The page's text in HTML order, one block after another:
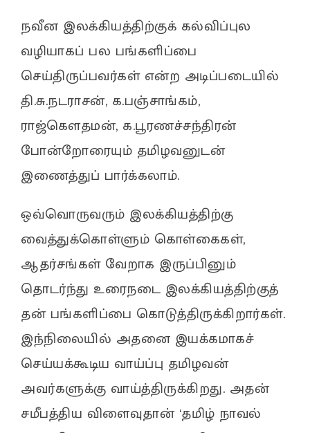
நவீன இலக்கியத்திற்குக் கல்விப்புல
வழியாகப் பல பங்களிப்பை
செய்திருப்பவர்கள் என்ற அடிப்படையில்
தி.சு.நடராசன், க.பஞ்சாங்கம்,
ராஜ்கௌதமன், க.பூரணச்சந்திரன்
போன்றோரையும் தமிழவனுடன்
இணைத்துப் பார்க்கலாம்.
ஒவ்வொருவரும் இலக்கியத்திற்கு
வைத்துக்கொள்ளும் கொள்கைகள்,
ஆதர்சங்கள் வேறாக இருப்பினும்
தொடர்ந்து உரைநடை இலக்கியத்திற்குத்
தன் பங்களிப்பை கொடுத்திருக்கிறார்கள்.
இந்நிலையில் அதனை இயக்கமாகச்
செய்யக்கூடிய வாய்ப்பு தமிழவன்
அவர்களுக்கு வாய்த்திருக்கிறது. அதன்
சமீபத்திய விளைவுதான் ‘தமிழ் நாவல்